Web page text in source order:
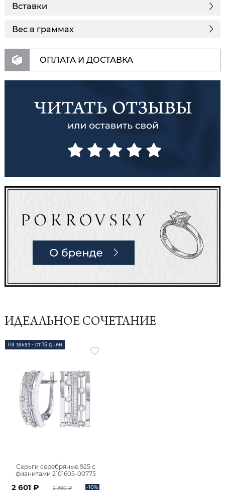
Вставки
Вес в граммах
ОПЛАТА И ДОСТАВКА
ИДЕАЛЬНОЕ СОЧЕТАНИЕ
На заказ - от 15 дней
Серьги серебряные 925 с
фианитами 2101605-00775
2 601 ₽ 2 890 ₽ -10%